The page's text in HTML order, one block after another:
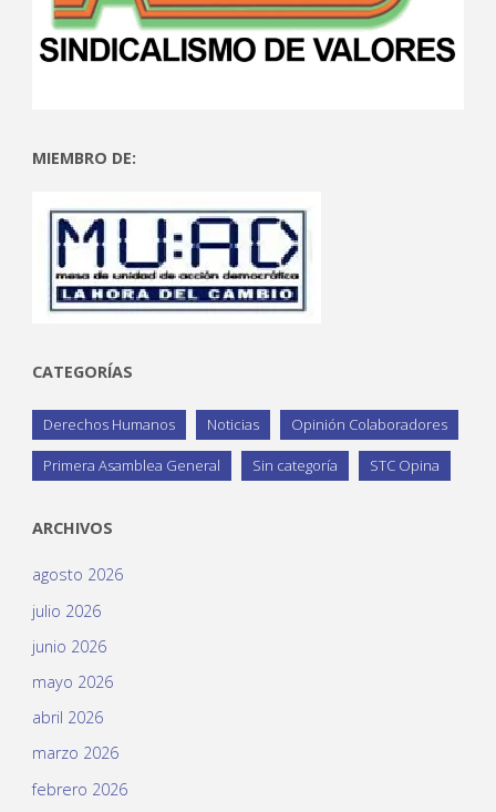
MIEMBRO DE:
CATEGORÍAS
Derechos Humanos Noticias Opinión Colaboradores
Primera Asamblea General Sin categoría STC Opina
ARCHIVOS
agosto 2026
julio 2026
junio 2026
mayo 2026
abril 2026
marzo 2026
febrero 2026